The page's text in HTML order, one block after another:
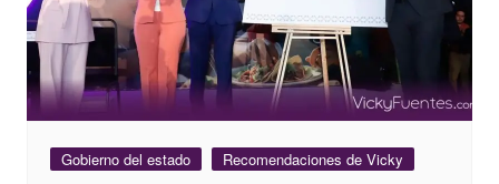
Gobierno del estado Recomendaciones de Vicky